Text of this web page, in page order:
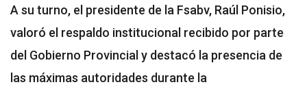
A su turno, el presidente de la Fsabv, Raúl Ponisio,
valoró el respaldo institucional recibido por parte
del Gobierno Provincial y destacó la presencia de
las máximas autoridades durante la